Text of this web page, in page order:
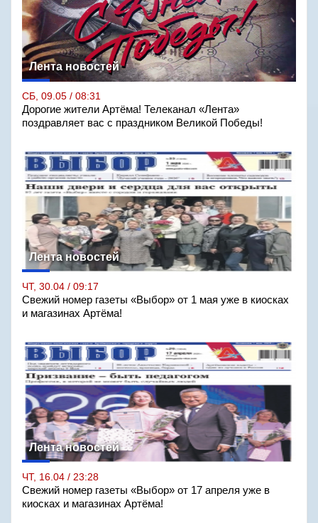
Лента новостей
СБ, 09.05 / 08:31
Дорогие жители Артёма! Телеканал «Лента»
поздравляет вас с праздником Великой Победы!
Лента новостей
ЧТ, 30.04 / 09:17
Свежий номер газеты «Выбор» от 1 мая уже в киосках
и магазинах Артёма!
Лента новостей
ЧТ, 16.04 / 23:28
Свежий номер газеты «Выбор» от 17 апреля уже в
киосках и магазинах Артёма!